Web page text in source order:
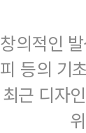
창의적인
피 등의 기
최근 디자